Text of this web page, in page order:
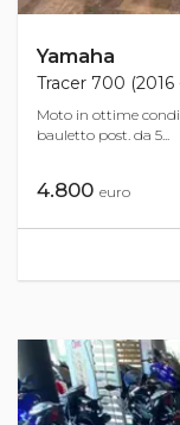
Yamaha
Tracer 700 (2016
Moto in ottime
bauletto post. da 5...
4.800 euro